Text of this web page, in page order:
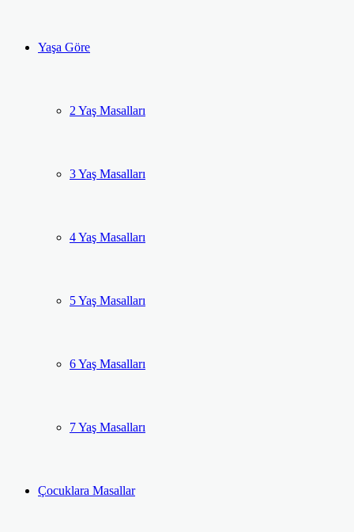
Yaşa Göre
2 Yaş Masalları
3 Yaş Masalları
4 Yaş Masalları
5 Yaş Masalları
6 Yaş Masalları
7 Yaş Masalları
Çocuklara Masallar